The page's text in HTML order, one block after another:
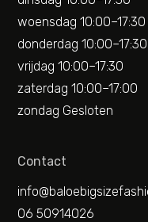
woensdag 10:00–17:30
donderdag 10:00–17:30
vrijdag 10:00–17:30
zaterdag 10:00–17:00
zondag Gesloten
Contact
06 50914026